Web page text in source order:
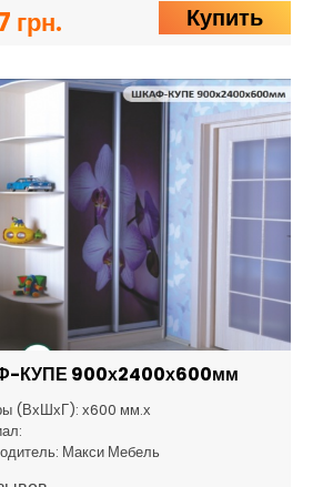
грн. Купить
КУПЕ 900х2400х600мм
(ВхШхГ): х600 мм.х
Макси Мебель